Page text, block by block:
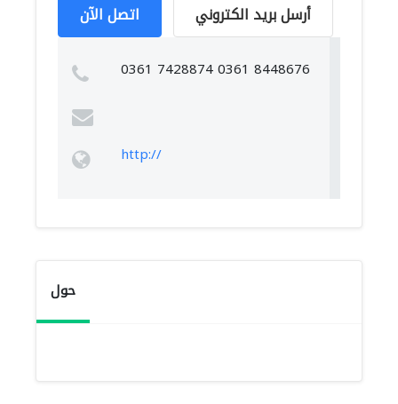
اتصل الآن أرسل بريد الكتروني
0361 7428874 0361 8448676
http://
حول